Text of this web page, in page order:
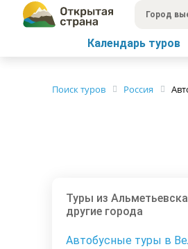
Город
Календарь туров
Поиск туров Россия
Туры из
другие города
Автобусные туры в